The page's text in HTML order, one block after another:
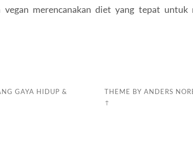
vegan merencanakan diet yang tepat untuk
GAYA HIDUP &
THEME BYANDERS
↑